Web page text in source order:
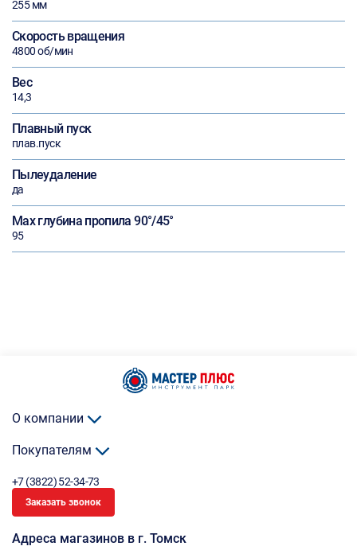
255 мм
Скорость вращения
4800 об/мин
Вес
14,3
Плавный пуск
плав.пуск
Пылеудаление
да
Max глубина пропила 90°/45°
95
О компании
Покупателям
+7 (3822) 52-34-73
Заказать звонок
Адреса магазинов в г. Томск